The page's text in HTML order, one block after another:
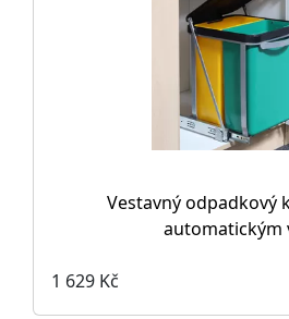
Vestavný odpadkový
automatickým
1 629 Kč